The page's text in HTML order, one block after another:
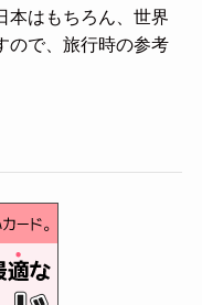
本はもちろん、世界
ので、旅行時の参考